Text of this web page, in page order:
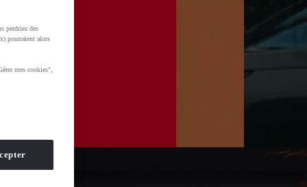
perdriez des
pourraient alors
mes cookies",